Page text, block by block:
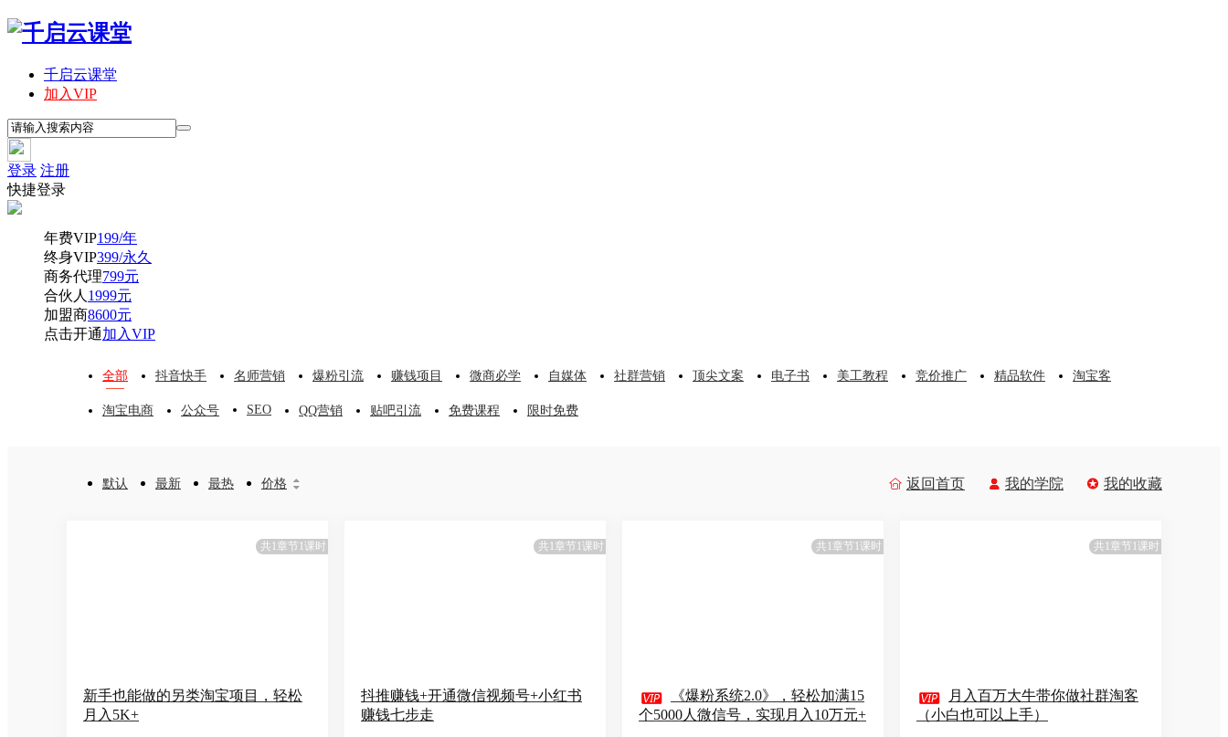
千启云课堂
加入VIP
登录 注册
快捷登录
年费VIP199/年
终身VIP399/永久
商务代理799元
合伙人 1999元
加盟商8600元
点击开通加入VIP
全部 抖音快手 名师营销 爆粉引流 赚钱项目 微商必学 自媒体 社群营销 顶尖文案 电子书 美工教程 竞价推广 精品软件 淘宝客
淘宝电商 公众号 SEO QQ营销 贴吧引流 免费课程 限时免费
 返回首页  我的学院  我的收藏
默认 最新 最热 价格 

共1章节1课时
新手也能做的另类淘宝项目，轻松
月入5K+
共1章节1课时
抖推赚钱+开通微信视频号+小红书
赚钱七步走
共1章节1课时

《爆粉系统2.0》，轻松加满15
个5000人微信号，实现月入10万元+
共1章节1课时

月入百万大牛带你做社群淘客
（小白也可以上手）